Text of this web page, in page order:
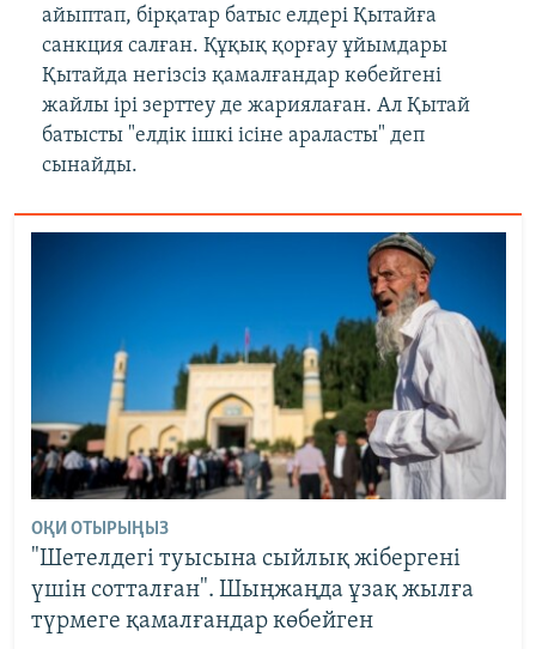
айыптап, бірқатар батыс елдері Қытайға
санкция салған. Құқық қорғау ұйымдары
Қытайда негізсіз қамалғандар көбейгені
жайлы ірі зерттеу де жариялаған. Ал Қытай
батысты "елдік ішкі ісіне араласты" деп
сынайды.
ОҚИ ОТЫРЫҢЫЗ
"Шетелдегі туысына сыйлық жібергені
үшін сотталған". Шыңжаңда ұзақ жылға
түрмеге қамалғандар көбейген